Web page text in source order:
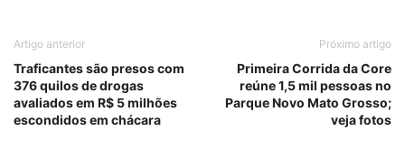
Artigo anterior
Traficantes são presos com
376 quilos de drogas
avaliados em R$ 5 milhões
escondidos em chácara
Próximo artigo
Primeira Corrida da Core
reúne 1,5 mil pessoas no
Parque Novo Mato Grosso;
veja fotos